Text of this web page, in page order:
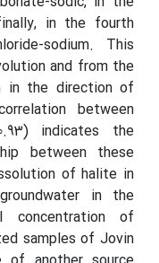
in the fourth
sodium. This
and from the
the direction of
between
indicates the
between these
of halite in
in the
concentration of
samples of Jovin